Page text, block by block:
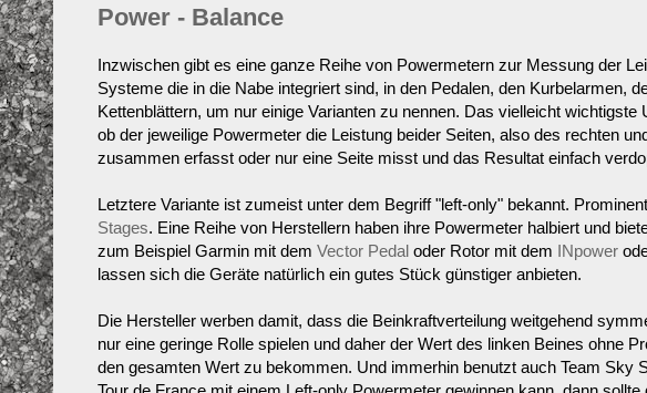
Power - Balance
Inzwischen gibt es eine ganze Reihe von Powermetern zur Messung der
Systeme die in die Nabe integriert sind, in den Pedalen, den Kurbelarmen,
Kettenblättern, um nur einige Varianten zu nennen. Das vielleicht
ob der jeweilige Powermeter die Leistung beider Seiten, also des rechten
zusammen erfasst oder nur eine Seite misst und das Resultat einfach
Letztere Variante ist zumeist unter dem Begriff "left-only" bekannt.
Stages. Eine Reihe von Herstellern haben ihre Powermeter halbiert und
zum Beispiel Garmin mit dem Vector Pedal oder Rotor mit dem INpower
lassen sich die Geräte natürlich ein gutes Stück günstiger anbieten.
Die Hersteller werben damit, dass die Beinkraftverteilung weitgehend
nur eine geringe Rolle spielen und daher der Wert des linken Beines ohne
den gesamten Wert zu bekommen. Und immerhin benutzt auch Team Sky